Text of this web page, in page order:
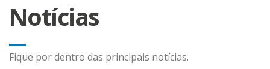
Notícias
Fique por dentro das principais notícias.